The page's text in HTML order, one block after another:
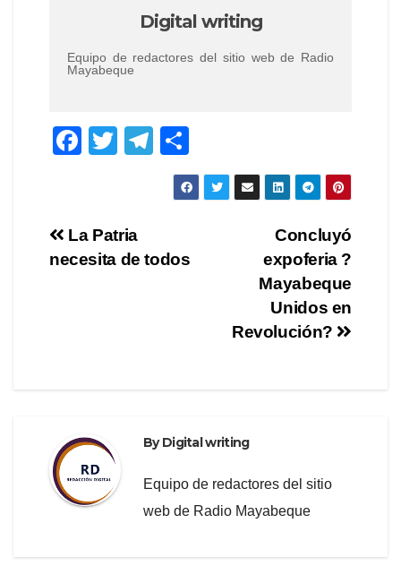
Digital writing
Equipo de redactores del sitio web de Radio
Mayabeque
F
e
b
T
er
T
el
a
h
ar
Post
Concluyó
expoferia ?
Mayabeque
Unidos en
Revolución?
La Patria
necesita de todos
ByDigital writing
Equipo de redactores del sitio
web de Radio Mayabeque